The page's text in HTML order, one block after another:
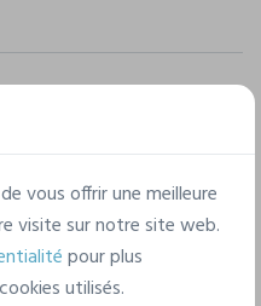
vous offrir une meilleure
visite sur notre site web.
pour plus
utilisés.